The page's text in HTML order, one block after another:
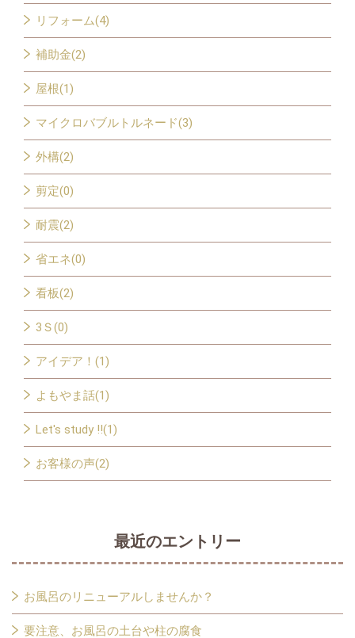
リフォーム(4)
補助金(2)
屋根(1)
マイクロバブルトルネード(3)
外構(2)
剪定(0)
耐震(2)
省エネ(0)
看板(2)
3Ｓ(0)
アイデア！(1)
よもやま話(1)
Let's study !!(1)
お客様の声(2)
最近のエントリー
お風呂のリニューアルしませんか？
要注意、お風呂の土台や柱の腐食